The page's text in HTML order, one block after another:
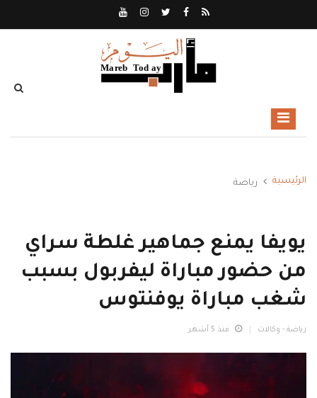
الرئيسية رياضة
يويفا يمنع جماهير غلطة سراي
من حضور مباراة ليفربول بسبب
شغب مباراة يوفنتوس
رياضة - وكالات منذ 5 أشهر